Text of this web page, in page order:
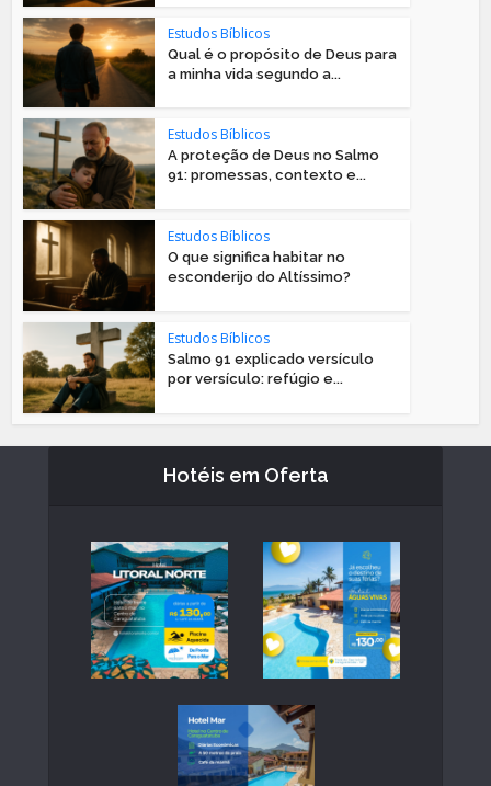
Estudos Bíblicos
Qual é o propósito de Deus para
a minha vida segundo a...
Estudos Bíblicos
A proteção de Deus no Salmo
91: promessas, contexto e...
Estudos Bíblicos
O que significa habitar no
esconderijo do Altíssimo?
Estudos Bíblicos
Salmo 91 explicado versículo
por versículo: refúgio e...
Hotéis em Oferta